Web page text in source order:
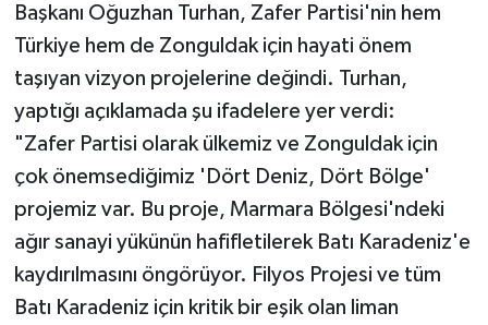
Başkanı Oğuzhan Turhan, Zafer Partisi'nin hem
Türkiye hem de Zonguldak için hayati önem
taşıyan vizyon projelerine değindi. Turhan,
yaptığı açıklamada şu ifadelere yer verdi:
​"Zafer Partisi olarak ülkemiz ve Zonguldak için
çok önemsediğimiz 'Dört Deniz, Dört Bölge'
projemiz var. Bu proje, Marmara Bölgesi'ndeki
ağır sanayi yükünün hafifletilerek Batı Karadeniz'e
kaydırılmasını öngörüyor. Filyos Projesi ve tüm
Batı Karadeniz için kritik bir eşik olan liman